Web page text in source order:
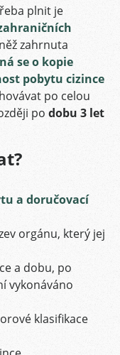
plnit je
zahrnuta
se o kopie
pobytu cizince
po celou
po dobu 3 let
a doručovací
orgánu, který jej
a dobu, po
vykonáváno
klasifikace